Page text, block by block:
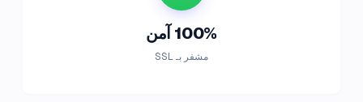
100% آمن
مشفر بـ SSL